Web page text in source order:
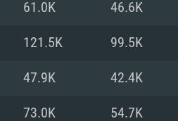
항
61.0K 46.6K
121.5K 99.5K
47.9K 42.4K
73.0K 54.7K